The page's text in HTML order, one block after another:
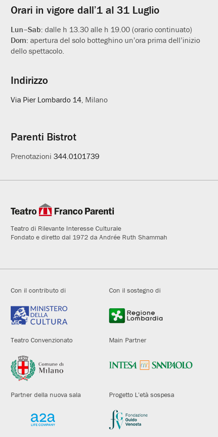
Orari in vigore dall’1 al 31 Luglio
Lun–Sab:dalle h 13.30 alle h 19.00 (orario continuato)
Dom:apertura del solo botteghino un’ora prima dell’inizio
dello spettacolo.
Indirizzo
Via Pier Lombardo 14, Milano
Parenti Bistrot
Prenotazioni344.0101739
Teatro di Rilevante Interesse Culturale
Fondato e diretto dal 1972 da Andrée Ruth Shammah
Con il contributo di Con il sostegno di
Teatro Convenzionato Main Partner
Partner della nuova sala Progetto L'età sospesa